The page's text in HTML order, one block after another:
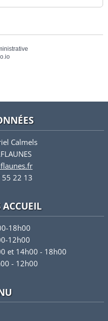
Calmels
55 22 13
18h00
12h00
et 14h00 - 18h00
- 12h00